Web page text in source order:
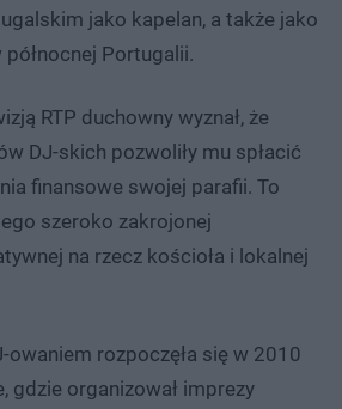
jako kapelan, a także jako
Portugalii.
RTP duchowny wyznał, że
DJ-skich pozwoliły mu spłacić
finansowe swojej parafii. To
szeroko zakrojonej
na rzecz kościoła i lokalnej
owaniem rozpoczęła się w 2010
gdzie organizował imprezy